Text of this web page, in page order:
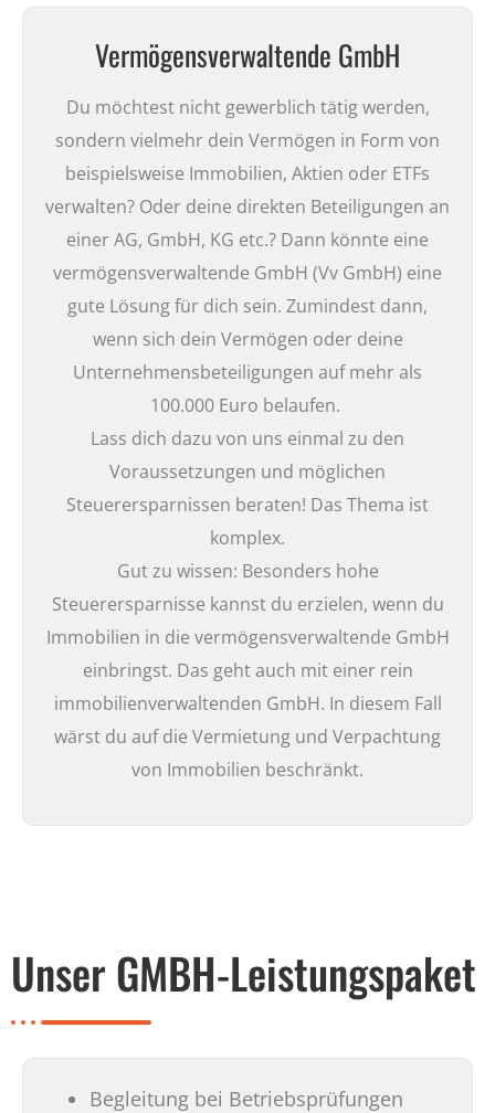
Vermögensverwaltende GmbH
Du möchtest nicht gewerblich tätig werden,
sondern vielmehr dein Vermögen in Form von
beispielsweise Immobilien, Aktien oder ETFs
verwalten? Oder deine direkten Beteiligungen an
einer AG, GmbH, KG etc.? Dann könnte eine
vermögensverwaltende GmbH (Vv GmbH) eine
gute Lösung für dich sein. Zumindest dann,
wenn sich dein Vermögen oder deine
Unternehmensbeteiligungen auf mehr als
100.000 Euro belaufen.
Lass dich dazu von uns einmal zu den
Voraussetzungen und möglichen
Steuerersparnissen beraten! Das Thema ist
komplex.
Gut zu wissen: Besonders hohe
Steuerersparnisse kannst du erzielen, wenn du
Immobilien in die vermögensverwaltende GmbH
einbringst. Das geht auch mit einer rein
immobilienverwaltenden GmbH. In diesem Fall
wärst du auf die Vermietung und Verpachtung
von Immobilien beschränkt.
Unser GMBH-Leistungspaket
Begleitung bei Betriebsprüfungen